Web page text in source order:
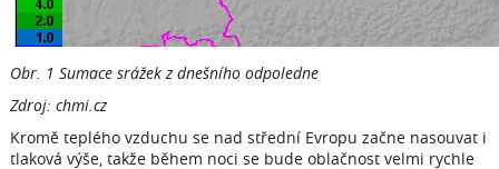
Obr. 1 Sumace srážek z dnešního odpoledne
Zdroj: chmi.cz
Kromě teplého vzduchu se nad střední Evropu začne nasouvat i
tlaková výše, takže během noci se bude oblačnost velmi rychle